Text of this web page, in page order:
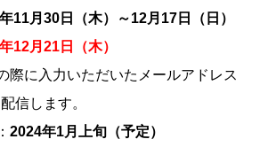
11月30日（木）～12月17日（日）
12月21日（木）
際に入力いただいたメールアドレス
信します。
2024年1月上旬（予定）